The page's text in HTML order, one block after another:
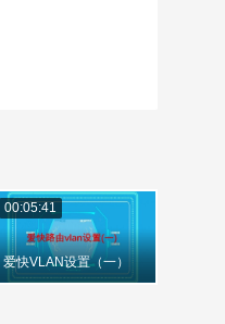
00:05:41
爱快VLAN设置（一）